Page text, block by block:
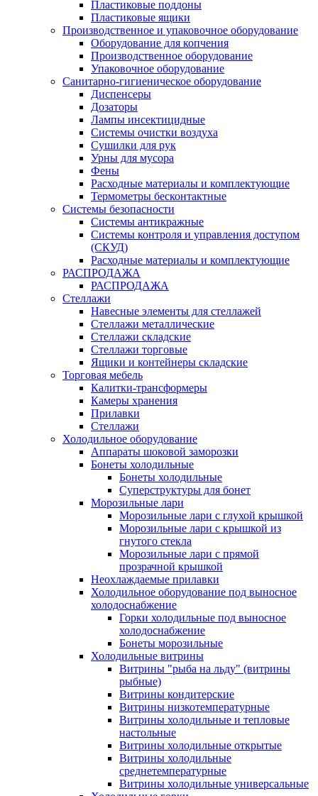
Пластиковые поддоны
Пластиковые ящики
Производственное и упаковочное оборудование
Оборудование для копчения
Производственное оборудование
Упаковочное оборудование
Санитарно-гигиеническое оборудование
Диспенсеры
Дозаторы
Лампы инсектицидные
Системы очистки воздуха
Сушилки для рук
Урны для мусора
Фены
Расходные материалы и комплектующие
Термометры бесконтактные
Системы безопасности
Системы антикражные
Системы контроля и управления доступом
(СКУД)
Расходные материалы и комплектующие
РАСПРОДАЖА
РАСПРОДАЖА
Стеллажи
Навесные элементы для стеллажей
Стеллажи металлические
Стеллажи складские
Стеллажи торговые
Ящики и контейнеры складские
Торговая мебель
Калитки-трансформеры
Камеры хранения
Прилавки
Стеллажи
Холодильное оборудование
Аппараты шоковой заморозки
Бонеты холодильные
Бонеты холодильные
Суперструктуры для бонет
Морозильные лари
Морозильные лари с глухой крышкой
Морозильные лари с крышкой из
гнутого стекла
Морозильные лари с прямой
прозрачной крышкой
Неохлаждаемые прилавки
Холодильное оборудование под выносное
холодоснабжение
Горки холодильные под выносное
холодоснабжение
Бонеты морозильные
Холодильные витрины
Витрины "рыба на льду" (витрины
рыбные)
Витрины кондитерские
Витрины низкотемпературные
Витрины холодильные и тепловые
настольные
Витрины холодильные открытые
Витрины холодильные
среднетемпературные
Витрины холодильные универсальные